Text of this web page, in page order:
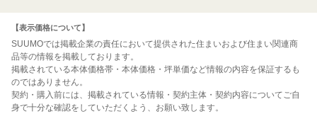
【表示価格について】
SUUMOでは掲載企業の責任において提供された住まいおよび住まい関連商
品等の情報を掲載しております。
掲載されている本体価格帯・本体価格・坪単価など情報の内容を保証するも
のではありません。
契約・購入前には、掲載されている情報・契約主体・契約内容についてご自
身で十分な確認をしていただくよう、お願い致します。